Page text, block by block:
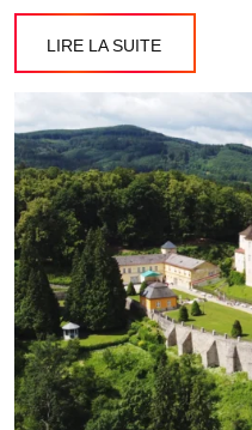
LIRE LA SUITE